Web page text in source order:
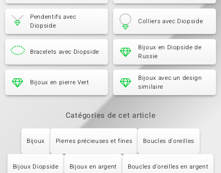
Pendentifs avec
Diopside
Colliers avec Diopside
Bracelets avec Diopside
Bijoux en Diopside de
Russie
Bijoux en pierre Vert
Bijoux avec un design
similaire
Catégories de cet article
Bijoux Pierres précieuses et fines Boucles d'oreilles
Bijoux Diopside Bijoux en argent Boucles d'oreilles en argent